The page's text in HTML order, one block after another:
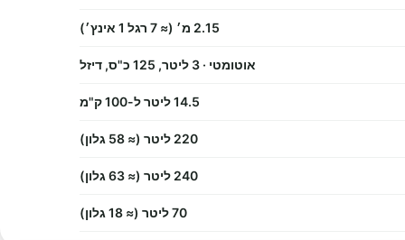
2.15 מ׳ (≈ 7 רגל 1 אינץ׳)
אוטומטי · 3 ליטר, 125 כ"ס, דיזל
14.5 ליטר ל-100 ק"מ
220 ליטר (≈ 58 גלון)
240 ליטר (≈ 63 גלון)
70 ליטר (≈ 18 גלון)